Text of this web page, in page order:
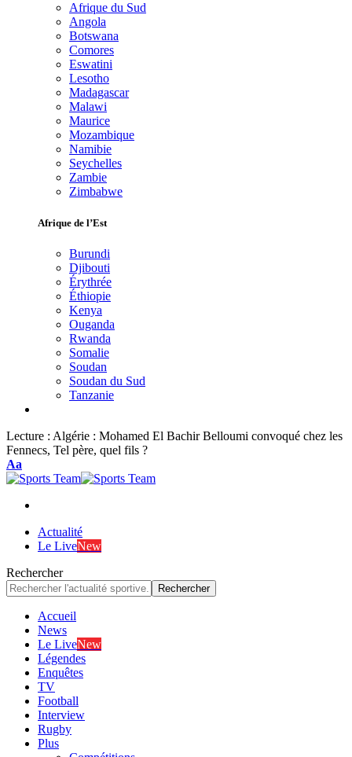
Afrique du Sud
Angola
Botswana
Comores
Eswatini
Lesotho
Madagascar
Malawi
Maurice
Mozambique
Namibie
Seychelles
Zambie
Zimbabwe
Afrique de l’Est
Burundi
Djibouti
Érythrée
Éthiopie
Kenya
Ouganda
Rwanda
Somalie
Soudan
Soudan du Sud
Tanzanie
Lecture : Algérie : Mohamed El Bachir Belloumi convoqué chez les
Fennecs, Tel père, quel fils ?
Font
Resizer
Aa
Actualité
Le LiveNew
Rechercher
Accueil
News
Le LiveNew
Légendes
Enquêtes
TV
Football
Interview
Rugby
Plus